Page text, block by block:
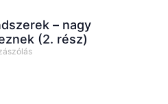
– nagy
(2. rész)